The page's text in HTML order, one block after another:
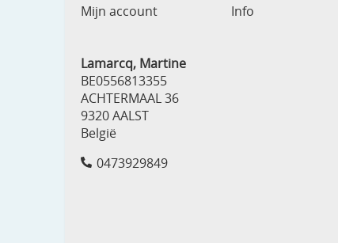
Mijn account
Info
Lamarcq, Martine
BE0556813355
ACHTERMAAL 36
9320 AALST
België
0473929849